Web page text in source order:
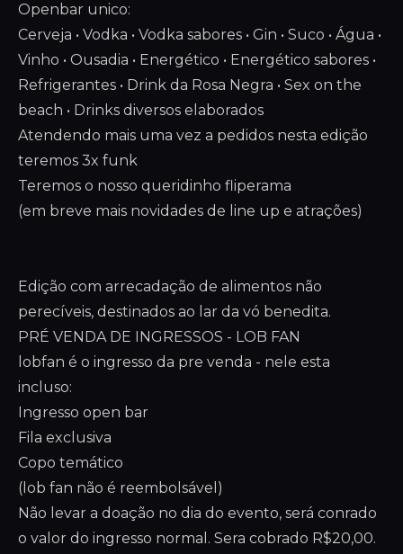
Openbar unico:
Cerveja • Vodka • Vodka sabores • Gin • Suco • Água •
Vinho • Ousadia • Energético • Energético sabores •
Refrigerantes • Drink da Rosa Negra • Sex on the
beach • Drinks diversos elaborados
Atendendo mais uma vez a pedidos nesta edição
teremos 3x funk
Teremos o nosso queridinho fliperama
(em breve mais novidades de line up e atrações)
Edição com arrecadação de alimentos não
perecíveis, destinados ao lar da vó benedita.
PRÉ VENDA DE INGRESSOS - LOB FAN
lobfan é o ingresso da pre venda - nele esta
incluso:
Ingresso open bar
Fila exclusiva
Copo temático
(lob fan não é reembolsável)
Não levar a doação no dia do evento, será conrado
o valor do ingresso normal. Sera cobrado R$20,00.